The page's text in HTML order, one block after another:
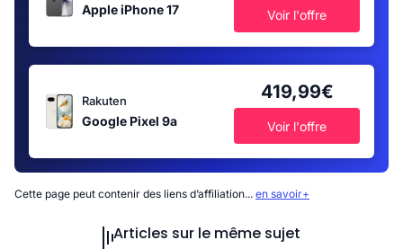
Apple iPhone 17 Voir l'offre
Rakuten
Google Pixel 9a
419,99€
Voir l'offre
Cette page peut contenir des liens d’affiliation... en savoir+
Articles sur le même sujet